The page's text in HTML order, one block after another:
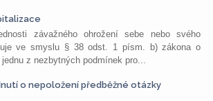
závažného ohrožení sebe nebo svého
ve smyslu § 38 odst. 1 písm. b) zákona o
z nezbytných podmínek pro...
o nepoložení předběžné otázky